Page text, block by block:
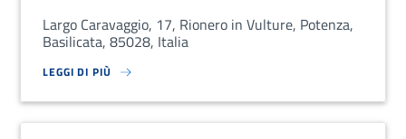
Largo Caravaggio, 17, Rionero in Vulture, Potenza,
Basilicata, 85028, Italia
LEGGI DI PIÙ
SU LOREM IPSUM DOLOR SIT AMET, CONSECTETUR ADIPISCING